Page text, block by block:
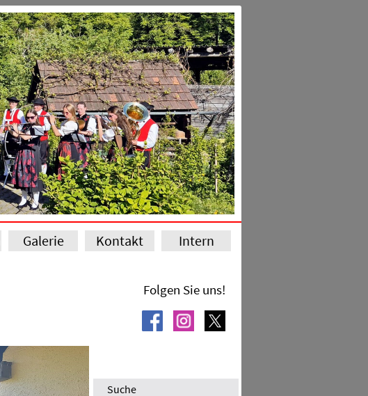
Galerie Kontakt Intern
Folgen Sie uns!
Suche